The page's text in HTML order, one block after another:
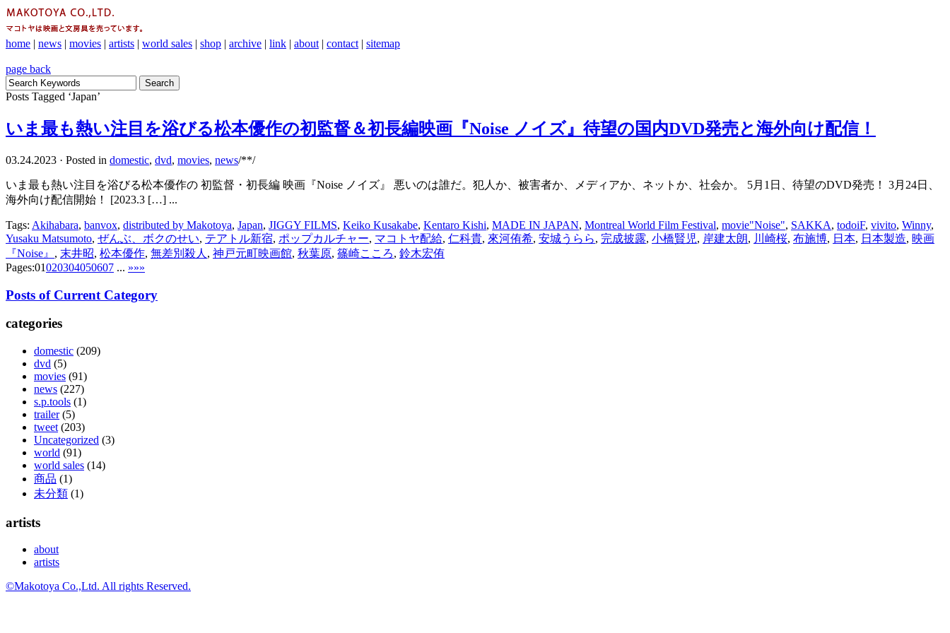
home | news | movies | artists | world sales | shop | archive | link | about | contact | sitemap
page back
Posts Tagged ‘Japan’
いま最も熱い注目を浴びる松本優作の初監督＆初長編映画『Noise ノイズ』待望の国内DVD発売と海外向け配信！
03.24.2023 · Posted in domestic, dvd, movies, news/**/
いま最も熱い注目を浴びる松本優作の 初監督・初長編 映画『Noise ノイズ』 悪いのは誰だ。犯人か、被害者か、メディアか、ネットか、社会か。 5月1日、待望のDVD発売！ 3月24日、
海外向け配信開始！ [2023.3 […] ...
Tags: Akihabara, banvox, distributed by Makotoya, Japan, JIGGY FILMS, Keiko Kusakabe, Kentaro Kishi, MADE IN JAPAN, Montreal World Film Festival, movie"Noise", SAKKA, todoiF, vivito, Winny,
Yusaku Matsumoto, ぜんぶ、ボクのせい, テアトル新宿, ポップカルチャー, マコトヤ配給, 仁科貴, 來河侑希, 安城うらら, 完成披露, 小橋賢児, 岸建太朗, 川崎桜, 布施博, 日本, 日本製造, 映画
『Noise』 , 末井昭, 松本優作, 無差別殺人 , 神戸元町映画館, 秋葉原, 篠崎こころ, 鈴木宏侑
Pages:01020304050607 ... »»»
Posts of Current Category
categories
domestic (209)
dvd (5)
movies (91)
news (227)
s.p.tools (1)
trailer(5)
tweet (203)
Uncategorized (3)
world (91)
world sales (14)
商品 (1)
未分類 (1)
artists
about
artists
©Makotoya Co.,Ltd. All rights Reserved.